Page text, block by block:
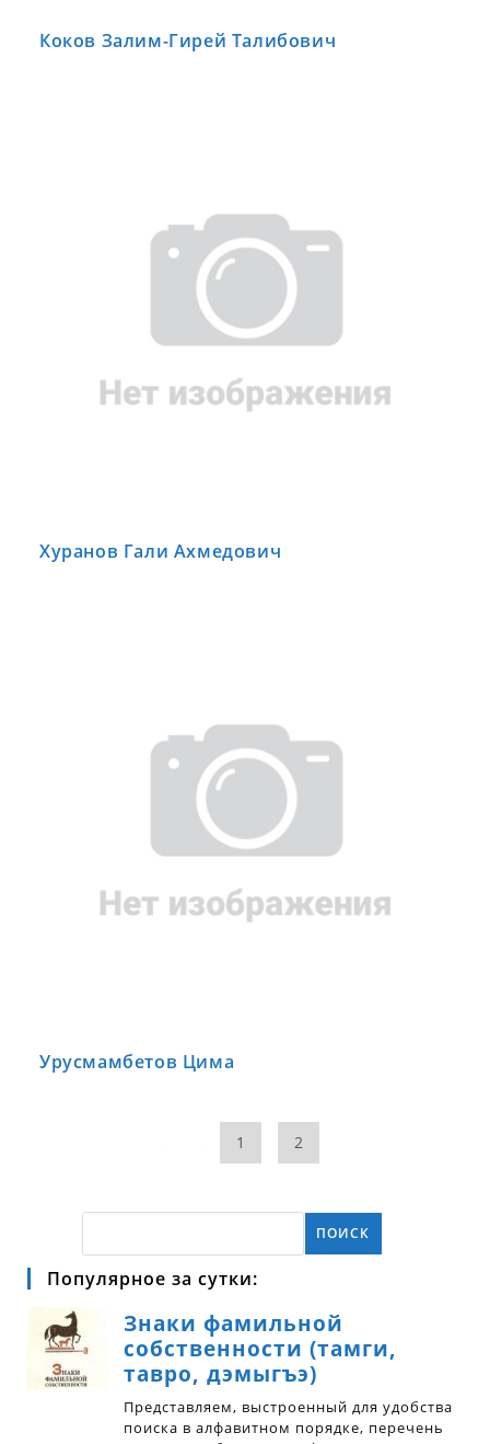
Коков Залим-Гирей Талибович
Хуранов Гали Ахмедович
Урусмамбетов Цима
1 2
ПОИСК
Популярное за сутки: